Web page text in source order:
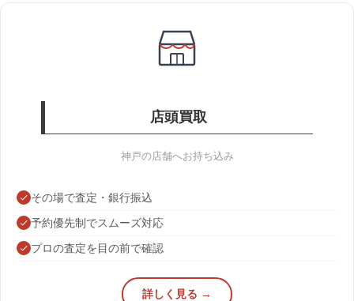
店頭買取
神戸の店舗へお持ち込み
その場で査定・銀行振込
予約優先制でスムーズ対応
プロの査定を目の前で確認
詳しく見る →